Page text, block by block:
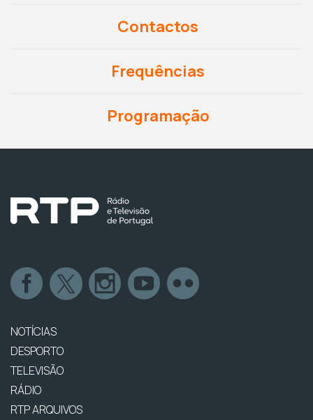
Contactos
Frequências
Programação
NOTÍCIAS
DESPORTO
TELEVISÃO
RÁDIO
RTP ARQUIVOS